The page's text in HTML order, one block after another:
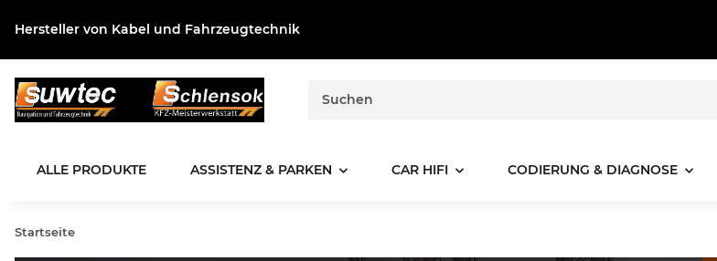
Hersteller von Kabel und Fahrzeugtechnik
ALLE PRODUKTE ASSISTENZ & PARKEN CAR HIFI CODIERUNG & DIAGNOSE
Startseite